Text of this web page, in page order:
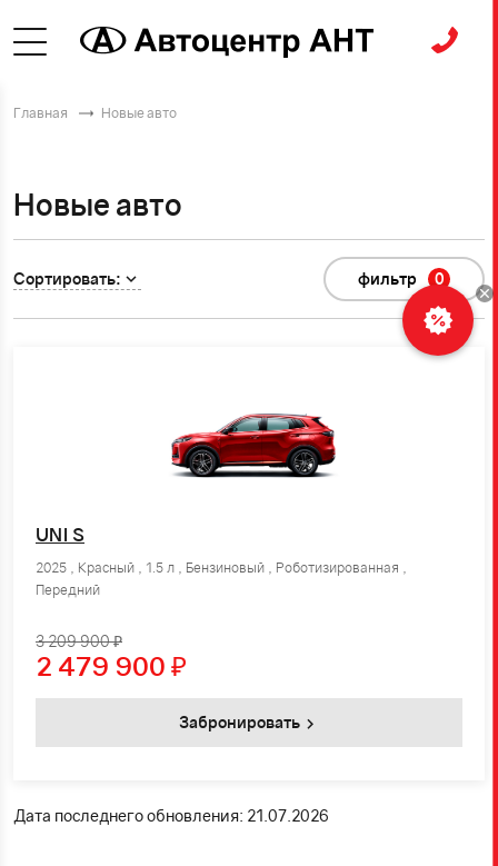
Главная Новые авто
Новые авто
Сортировать: фильтр 0
UNI S
2025 , Красный , 1.5 л , Бензиновый , Роботизированная ,
Передний
3 209 900 ₽
2 479 900 ₽
Забронировать
Дата последнего обновления: 21.07.2026